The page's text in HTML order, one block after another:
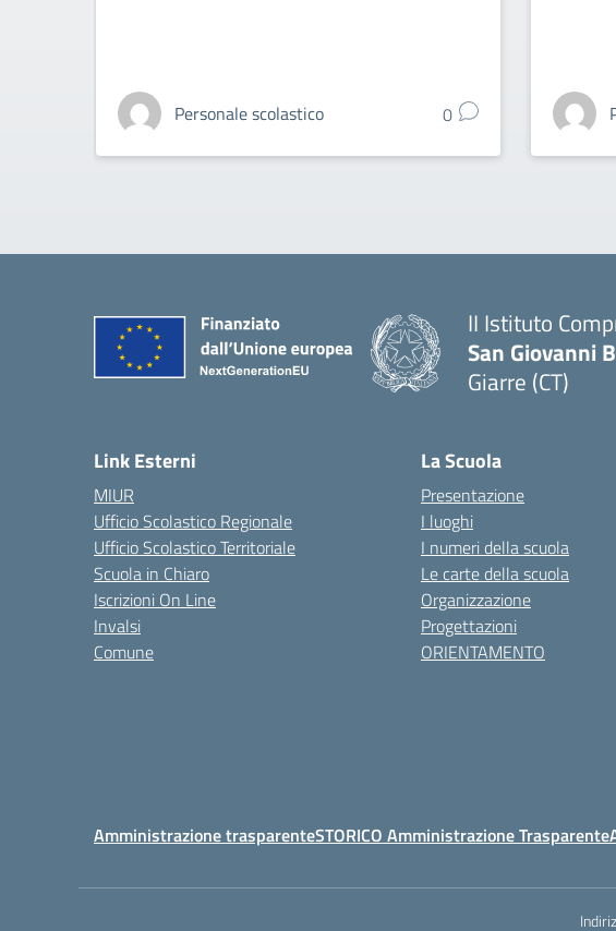
Personale scolastico 0
II Istituto
San Giovanni
Giarre (CT)
Link Esterni
MIUR
Ufficio Scolastico Regionale
Ufficio Scolastico Territoriale
Scuola in Chiaro
Iscrizioni On Line
Invalsi
Comune
La Scuola
Presentazione
I luoghi
I numeri della scuola
Le carte della scuola
Organizzazione
Progettazioni
ORIENTAMENTO
Amministrazione trasparenteSTORICO Amministrazione Trasparente